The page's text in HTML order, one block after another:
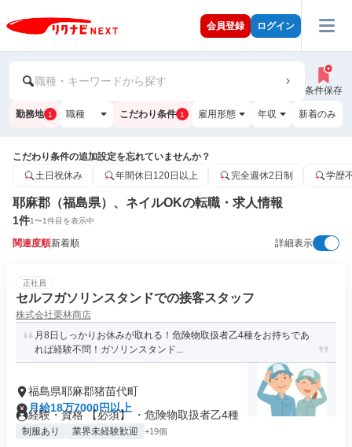
会員登録 ログイン
職種・キーワードから探す
条件保存
勤務地 1 職種 こだわり条件 1 雇用形態 年収 新着のみ
こだわり条件の追加設定を忘れていませんか？
土日祝休み
年間休日120日以上 完全週休2日制 学歴
耶麻郡（福島県）、ネイルOKの転職・求人情報
1件1〜1件目を表示中
関連度順新着順 詳細表示
正社員
セルフガソリンスタンドでの接客スタッフ
株式会社栗林商店
月8日しっかりお休みが取れる！危険物取扱者乙4種をお持ちであ
れば経験不問！ガソリンスタンド...
福島県耶麻郡猪苗代町
月給18万7000円以上
経験・資格 【必須】 ・危険物取扱者乙4種
制服あり 業界未経験歓迎 +19個